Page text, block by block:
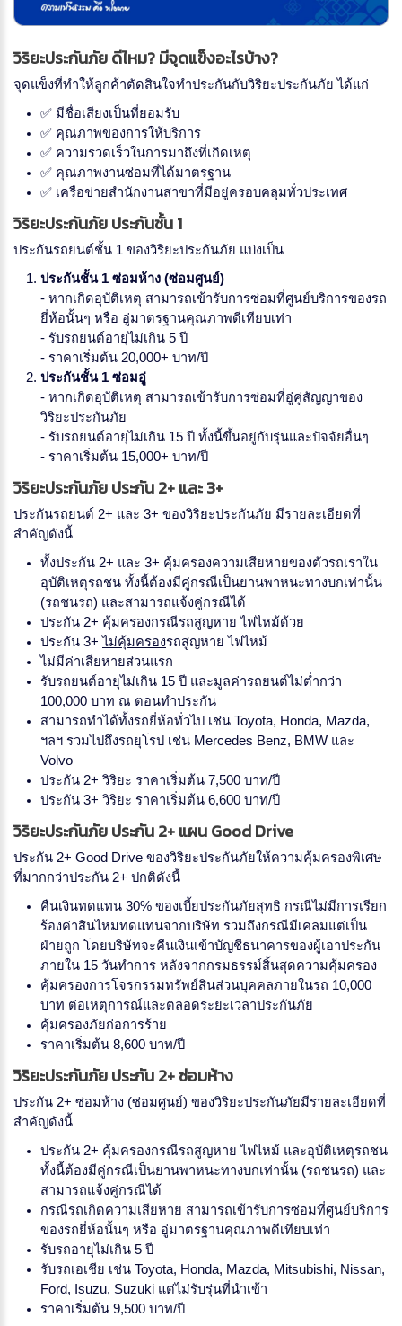
วิริยะประกันภัย ดีไหม? มีจุดแข็งอะไรบ้าง?
จุดแข็งที่ทำให้ลูกค้าตัดสินใจทำประกันกับวิริยะประกันภัย ได้แก่
✅ มีชื่อเสียงเป็นที่ยอมรับ
✅ คุณภาพของการให้บริการ
✅ ความรวดเร็วในการมาถึงที่เกิดเหตุ
✅ คุณภาพงานซ่อมที่ได้มาตรฐาน
✅ เครือข่ายสำนักงานสาขาที่มีอยู่ครอบคลุมทั่วประเทศ
วิริยะประกันภัย ประกันชั้น 1
ประกันรถยนต์ชั้น 1 ของวิริยะประกันภัย แบ่งเป็น
ประกันชั้น 1 ซ่อมห้าง (ซ่อมศูนย์)
- หากเกิดอุบัติเหตุ สามารถเข้ารับการซ่อมที่ศูนย์บริการของรถ
ยี่ห้อนั้นๆ หรือ อู่มาตรฐานคุณภาพดีเทียบเท่า
- รับรถยนต์อายุไม่เกิน 5 ปี
- ราคาเริ่มต้น 20,000+ บาท/ปี
ประกันชั้น 1 ซ่อมอู่
- หากเกิดอุบัติเหตุ สามารถเข้ารับการซ่อมที่อู่คู่สัญญาของ
วิริยะประกันภัย
- รับรถยนต์อายุไม่เกิน 15 ปี ทั้งนี้ขึ้นอยู่กับรุ่นและปัจจัยอื่นๆ
- ราคาเริ่มต้น 15,000+ บาท/ปี
วิริยะประกันภัย ประกัน 2+ และ 3+
ประกันรถยนต์ 2+ และ 3+ ของวิริยะประกันภัย มีรายละเอียดที่
สำคัญดังนี้
ทั้งประกัน 2+ และ 3+ คุ้มครองความเสียหายของตัวรถเราใน
อุบัติเหตุรถชน ทั้งนี้ต้องมีคู่กรณีเป็นยานพาหนะทางบกเท่านั้น
(รถชนรถ) และสามารถแจ้งคู่กรณีได้
ประกัน 2+ คุ้มครองกรณีรถสูญหาย ไฟไหม้ด้วย
ประกัน 3+ไม่คุ้มครองรถสูญหาย ไฟไหม้
ไม่มีค่าเสียหายส่วนแรก
รับรถยนต์อายุไม่เกิน 15 ปี และมูลค่ารถยนต์ไม่ต่ำกว่า
100,000 บาท ณ ตอนทำประกัน
สามารถทำได้ทั้งรถยี่ห้อทั่วไป เช่น Toyota, Honda, Mazda,
ฯลฯ รวมไปถึงรถยุโรป เช่น Mercedes Benz, BMW และ
Volvo
ประกัน 2+ วิริยะ ราคาเริ่มต้น 7,500 บาท/ปี
ประกัน 3+ วิริยะ ราคาเริ่มต้น 6,600 บาท/ปี
วิริยะประกันภัย ประกัน 2+ แผน Good Drive
ประกัน 2+ Good Drive ของวิริยะประกันภัยให้ความคุ้มครองพิเศษ
ที่มากกว่าประกัน 2+ ปกติดังนี้
คืนเงินทดแทน 30% ของเบี้ยประกันภัยสุทธิ กรณีไม่มีการเรียก
ร้องค่าสินไหมทดแทนจากบริษัท รวมถึงกรณีมีเคลมแต่เป็น
ฝ่ายถูก โดยบริษัทจะคืนเงินเข้าบัญชีธนาคารของผู้เอาประกัน
ภายใน 15 วันทำการ หลังจากกรมธรรม์สิ้นสุดความคุ้มครอง
คุ้มครองการโจรกรรมทรัพย์สินส่วนบุคคลภายในรถ 10,000
บาท ต่อเหตุการณ์และตลอดระยะเวลาประกันภัย
คุ้มครองภัยก่อการร้าย
ราคาเริ่มต้น 8,600 บาท/ปี
วิริยะประกันภัย ประกัน 2+ ซ่อมห้าง
ประกัน 2+ ซ่อมห้าง (ซ่อมศูนย์) ของวิริยะประกันภัยมีรายละเอียดที่
สำคัญดังนี้
ประกัน 2+ คุ้มครองกรณีรถสูญหาย ไฟไหม้ และอุบัติเหตุรถชน
ทั้งนี้ต้องมีคู่กรณีเป็นยานพาหนะทางบกเท่านั้น (รถชนรถ) และ
สามารถแจ้งคู่กรณีได้
กรณีรถเกิดความเสียหาย สามารถเข้ารับการซ่อมที่ศูนย์บริการ
ของรถยี่ห้อนั้นๆ หรือ อู่มาตรฐานคุณภาพดีเทียบเท่า
รับรถอายุไม่เกิน 5 ปี
รับรถเอเชีย เช่น Toyota, Honda, Mazda, Mitsubishi, Nissan,
Ford, Isuzu, Suzuki แต่ไม่รับรุ่นที่นำเข้า
ราคาเริ่มต้น 9,500 บาท/ปี